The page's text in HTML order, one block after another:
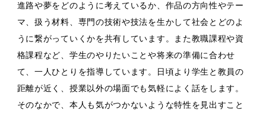
進路や夢をどのように考えているか、作品の方向性やテー
マ、扱う材料、専門の技術や技法を生かして社会とどのよ
うに繋がっていくかを共有しています。また教職課程や資
格課程など、学生のやりたいことや将来の準備に合わせ
て、一人ひとりを指導しています。日頃より学生と教員の
距離が近く、授業以外の場面でも気軽によく話をします。
そのなかで、本人も気がつかないような特性を見出すこと